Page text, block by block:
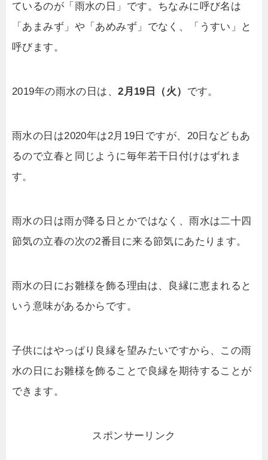
ているのが「雨水の日」です。ちなみに呼び名は
「あまみず」や「あめみず」でなく、「うすい」と
呼びます。
2019年の雨水の日は、2月19日（火） です。
雨水の日は2020年は2月19日ですが、20日などもあ
るので立春と同じように毎年若干日付けはずれま
す。
雨水の日は雨が降る日とかではなく、雨水は二十四
節気の立春の次の2番目に来る節気にあたります。
雨水の日にお雛様を飾る理由は、良縁に恵まれると
いう意味があるからです。
子供にはやっぱり良縁を望みたいですから、この雨
水の日にお雛様を飾ることで良縁を期待することが
できます。
スポンサーリンク